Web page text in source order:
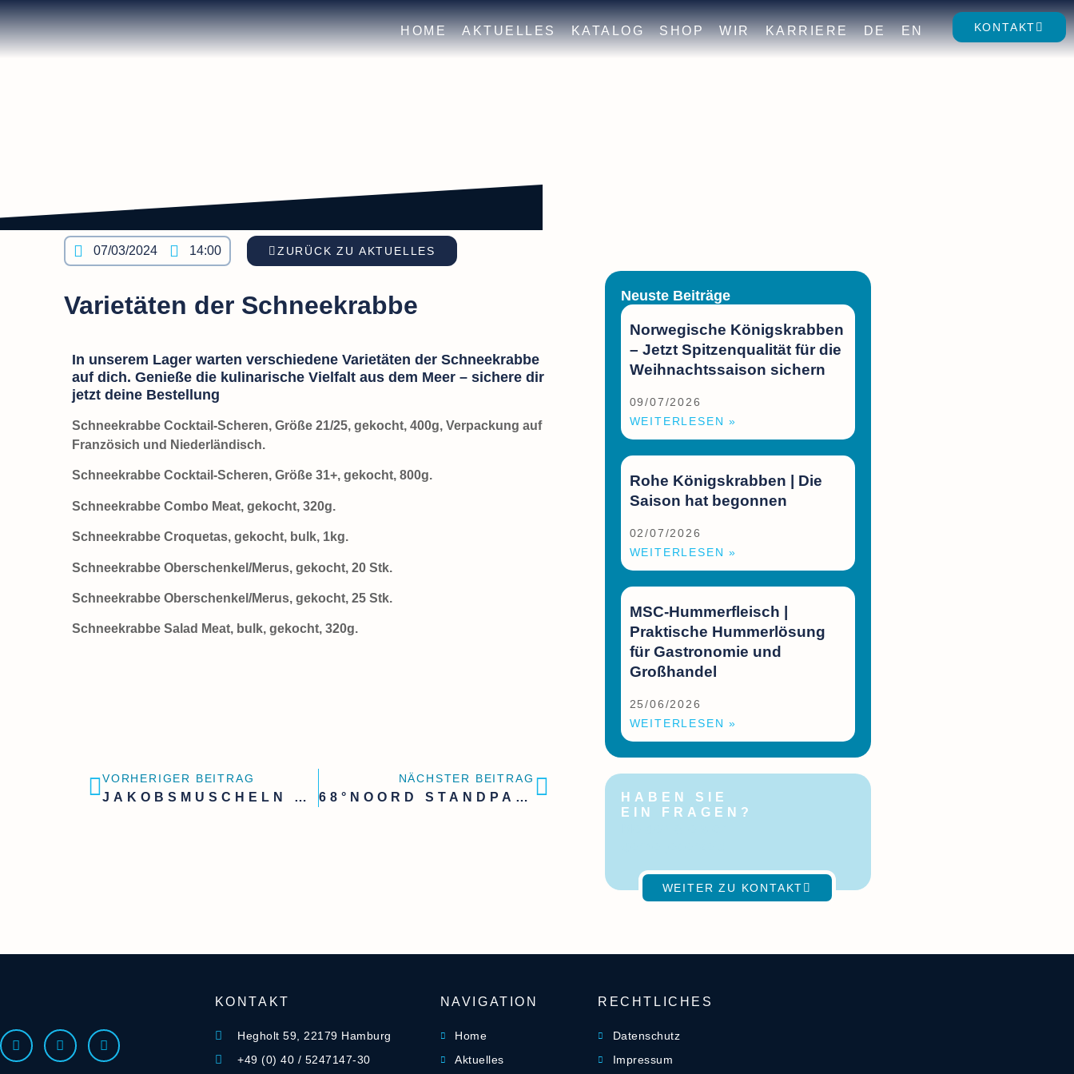
HOME AKTUELLES KATALOG SHOP WIR KARRIERE DE EN KONTAKT
07/03/2024 14:00 ZURÜCK ZU AKTUELLES
Varietäten der Schneekrabbe
In unserem Lager warten verschiedene Varietäten der Schneekrabbe
auf dich. Genieße die kulinarische Vielfalt aus dem Meer – sichere dir
jetzt deine Bestellung
Schneekrabbe Cocktail-Scheren, Größe 21/25, gekocht, 400g, Verpackung auf
Französich und Niederländisch.
Schneekrabbe Cocktail-Scheren, Größe 31+, gekocht, 800g.
Schneekrabbe Combo Meat, gekocht, 320g.
Schneekrabbe Croquetas, gekocht, bulk, 1kg.
Schneekrabbe Oberschenkel/Merus, gekocht, 20 Stk.
Schneekrabbe Oberschenkel/Merus, gekocht, 25 Stk.
Schneekrabbe Salad Meat, bulk, gekocht, 320g.
VORHERIGER BEITRAG
JAKOBSMUSCHELN VERFÜGBAR
NÄCHSTER BEITRAG
68°NOORD STANDPARTY
Neuste Beiträge
Norwegische Königskrabben
– Jetzt Spitzenqualität für die
Weihnachtssaison sichern
09/07/2026
WEITERLESEN »
Rohe Königskrabben | Die
Saison hat begonnen
02/07/2026
WEITERLESEN »
MSC-Hummerfleisch |
Praktische Hummerlösung
für Gastronomie und
Großhandel
25/06/2026
WEITERLESEN »
HABEN SIE
EIN FRAGEN?
WEITER ZU KONTAKT
KONTAKT
Hegholt 59, 22179 Hamburg
+49 (0) 40 / 5247147-30
NAVIGATION
Home
Aktuelles
RECHTLICHES
Datenschutz
Impressum